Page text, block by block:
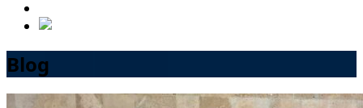
Blog